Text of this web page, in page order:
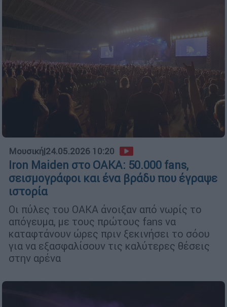
Μουσική|24.05.2026 10:20
Iron Maiden στο ΟΑΚΑ: 50.000 fans,
σεισμογράφοι και ένα βράδυ που έγραψε
ιστορία
Οι πύλες του ΟΑΚΑ άνοιξαν από νωρίς το
απόγευμα, με τους πρώτους fans να
καταφτάνουν ώρες πριν ξεκινήσει το σόου
για να εξασφαλίσουν τις καλύτερες θέσεις
στην αρένα